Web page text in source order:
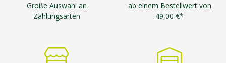
Große Auswahl an
Zahlungsarten
ab einem Bestellwert von
49,00 €*